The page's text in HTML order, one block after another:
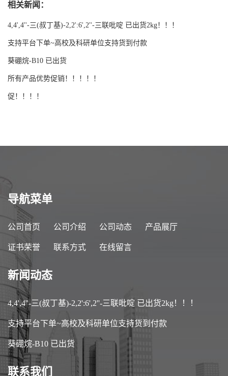
相关新闻：
4,4',4''-三(叔丁基)-2,2':6',2''-三联吡啶 已出货2kg！！！
支持平台下单~高校及科研单位支持货到付款
葵硼烷-B10 已出货
所有产品优势促销！！！！！
促！！！！
导航菜单
公司首页 公司介绍 公司动态 产品展厅
证书荣誉 联系方式 在线留言
新闻动态
4,4',4''-三(叔丁基)-2,2':6',2''-三联吡啶 已出货2kg！！！
支持平台下单~高校及科研单位支持货到付款
葵硼烷-B10 已出货
联系我们